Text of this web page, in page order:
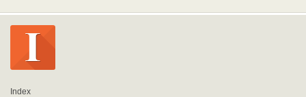
Index